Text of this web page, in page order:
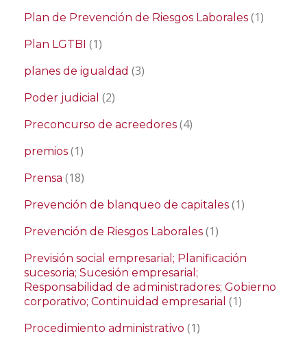
Plan de Prevención de Riesgos Laborales (1)
Plan LGTBI (1)
planes de igualdad (3)
Poder judicial (2)
Preconcurso de acreedores (4)
premios (1)
Prensa (18)
Prevención de blanqueo de capitales (1)
Prevención de Riesgos Laborales (1)
Previsión social empresarial; Planificación
sucesoria; Sucesión empresarial;
Responsabilidad de administradores; Gobierno
corporativo; Continuidad empresarial (1)
Procedimiento administrativo (1)